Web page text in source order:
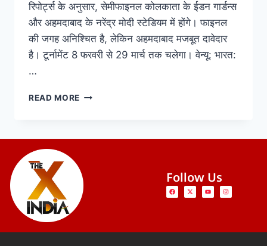
रिपोर्ट्स के अनुसार, सेमीफाइनल कोलकाता के ईडन गार्डन्स
और अहमदाबाद के नरेंद्र मोदी स्टेडियम में होंगे। फाइनल
की जगह अनिश्चित है, लेकिन अहमदाबाद मजबूत दावेदार
है। टूर्नामेंट 8 फरवरी से 29 मार्च तक चलेगा। वेन्यू: भारत:
…
READ MORE
Follow Us